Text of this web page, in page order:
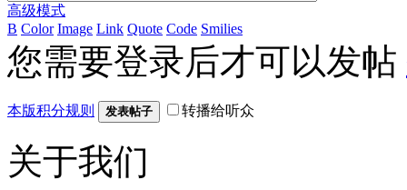
高级模式
B Color Image Link Quote Code Smilies
您需要登录后才可以发帖
本版积分规则 发表帖子 转播给听众
关于我们